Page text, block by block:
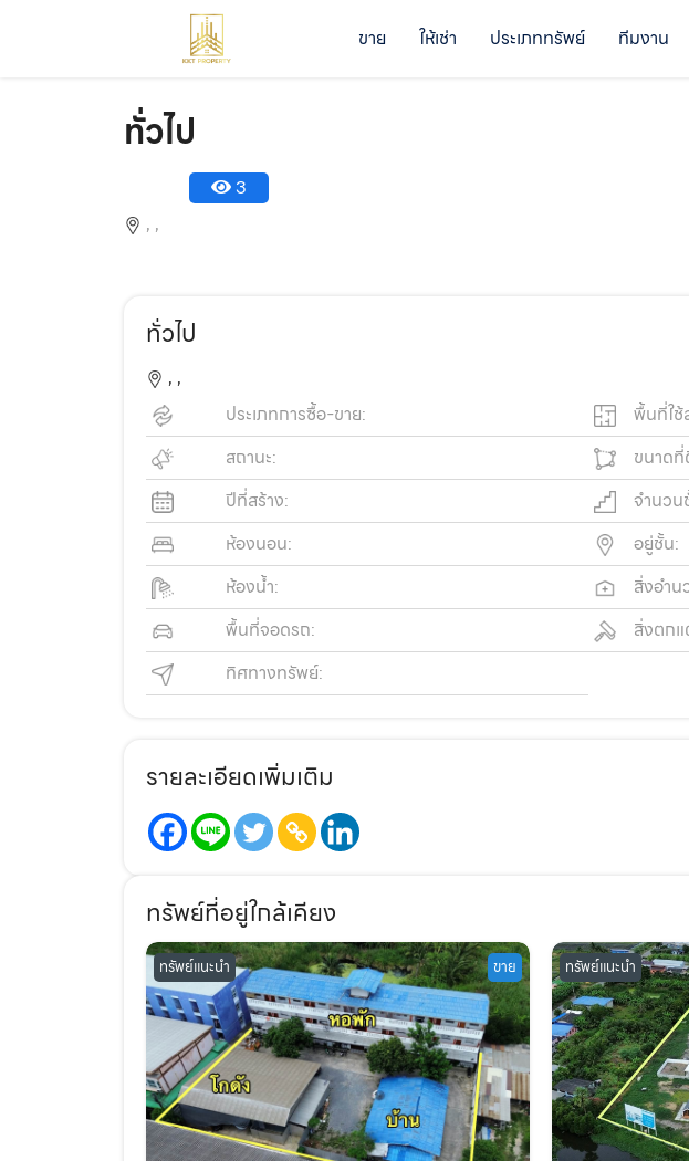
ขาย ให้เช่า ประเภททรัพย์ ทีมงาน
ทั่วไป
3
, ,
ทั่วไป
, ,
ประเภทการซื้อ-ขาย:
สถานะ:
ปีที่สร้าง:
ห้องนอน:
ห้องน้ำ:
พื้นที่จอดรถ:
ทิศทางทรัพย์:
พื้นที่ใช้
ขนาด
จำนวน
อยู่ชั้น:
สิ่งอำน
สิ่งตก
รายละเอียดเพิ่มเติม
ทรัพย์ที่อยู่ใกล้เคียง
ทรัพย์แนะนำ ขาย ทรัพย์แนะนำ